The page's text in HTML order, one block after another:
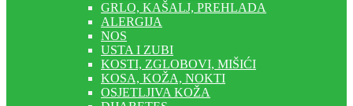
GRLO, KAŠALJ, PREHLADA
ALERGIJA
NOS
USTA I ZUBI
KOSTI, ZGLOBOVI, MIŠIĆI
KOSA, KOŽA, NOKTI
OSJETLJIVA KOŽA